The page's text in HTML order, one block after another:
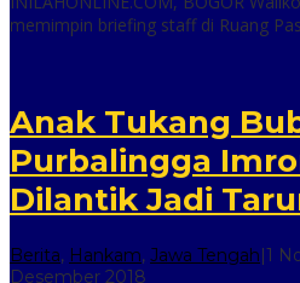
memimpin briefing staff di Ruang
Anak Tukang
Purbalingga
Dilantik Jadi
Berita, Hankam, Jawa Tengah|1
Desember 2018